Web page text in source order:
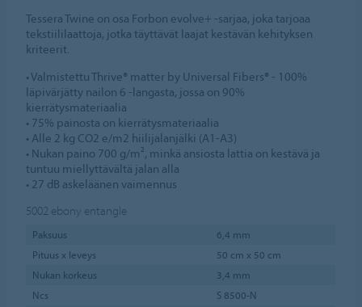
Tessera Twine on osa Forbon evolve+ -sarjaa, joka tarjoaa
tekstiililaattoja, jotka täyttävät laajat kestävän kehityksen
kriteerit.
• Valmistettu Thrive® matter by Universal Fibers® - 100%
läpivärjätty nailon 6 -langasta, jossa on 90%
kierrätysmateriaalia
• 75% painosta on kierrätysmateriaalia
• Alle 2 kg CO2 e/m2 hiilijalanjälki (A1-A3)
• Nukan paino 700 g/m², minkä ansiosta lattia on kestävä ja
tuntuu miellyttävältä jalan alla
• 27 dB askeläänen vaimennus
5002 ebony entangle
Paksuus
6,4 mm
Pituus x leveys
50 cm x 50 cm
Nukan korkeus
3,4 mm
Ncs
S 8500-N